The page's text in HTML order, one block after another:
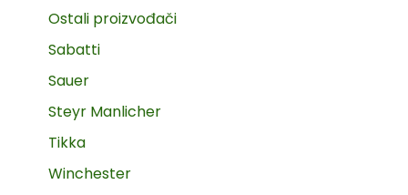
Ostali proizvođači
Sabatti
Sauer
Steyr Manlicher
Tikka
Winchester